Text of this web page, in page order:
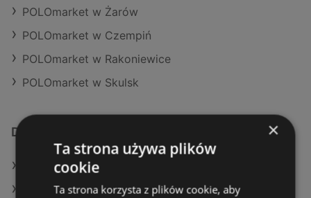
POLOmarket w Żarów
POLOmarket w Czempiń
POLOmarket w Rakoniewice
POLOmarket w Skulsk
Dodatkowe łącza
Oferty POLOmarket
Oferty Dino
×
Ta strona używa plików
cookie
Ta strona korzysta z plików cookie, aby